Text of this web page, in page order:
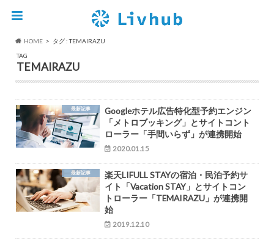
HOME
タグ : TEMAIRAZU
TAG
TEMAIRAZU
最新記事
Googleホテル広告特化型予約エンジン
「メトロブッキング」とサイトコント
ローラー「手間いらず」が連携開始
2020.01.15
最新記事
楽天LIFULL STAYの宿泊・民泊予約サ
イト「Vacation STAY」とサイトコン
トローラー「TEMAIRAZU」が連携開
始
2019.12.10